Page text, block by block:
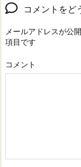
コメントをど
メールアドレスが公
項目です
コメント